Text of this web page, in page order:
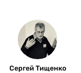
Сергей Тищенко